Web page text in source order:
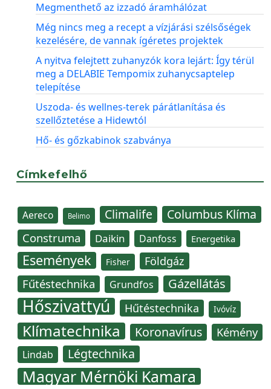
Megmenthető az izzadó áramhálózat
Még nincs meg a recept a vízjárási szélsőségek
kezelésére, de vannak ígéretes projektek
A nyitva felejtett zuhanyzók kora lejárt: Így térül
meg a DELABIE Tempomix zuhanycsaptelep
telepítése
Uszoda- és wellnes-terek párátlanítása és
szellőztetése a Hidewtól
Hő- és gőzkabinok szabványa
Címkefelhő
Aereco Belimo Climalife Columbus Klíma
Construma Daikin Danfoss Energetika
Események Fisher Földgáz
Fűtéstechnika Grundfos Gázellátás
Hőszivattyú Hűtéstechnika Ivóvíz
Klímatechnika Koronavírus Kémény
Lindab Légtechnika
Magyar Mérnöki Kamara